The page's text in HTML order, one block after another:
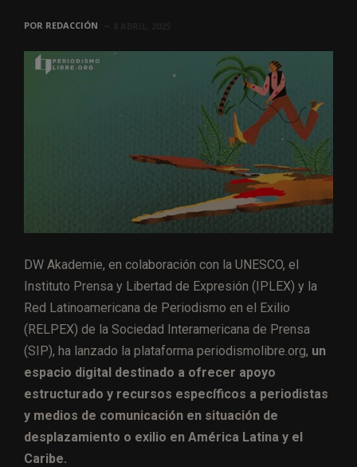
POR REDACCIÓN
DW Akademie, en colaboración con la UNESCO, el
Instituto Prensa y Libertad de Expresión (IPLEX) y la
Red Latinoamericana de Periodismo en el Exilio
(RELPEX) de la Sociedad Interamericana de Prensa
(SIP), ha lanzado la plataforma periodismolibre.org, un
espacio digital destinado a ofrecer apoyo
estructurado y recursos específicos a periodistas
y medios de comunicación en situación de
desplazamiento o exilio en América Latina y el
Caribe.